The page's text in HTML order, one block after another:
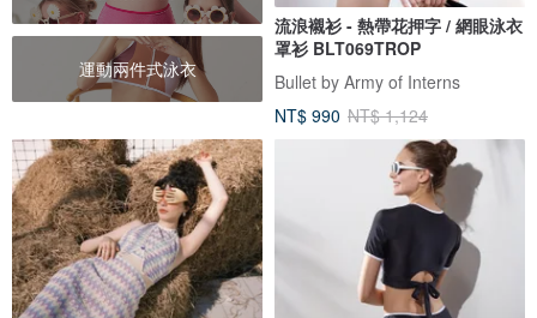
運動兩件式泳衣
流浪襯衫 - 熱帶花押字 / 網眼泳衣
罩衫 BLT069TROP
Bullet by Army of Interns
NT$ 990 NT$ 1,124